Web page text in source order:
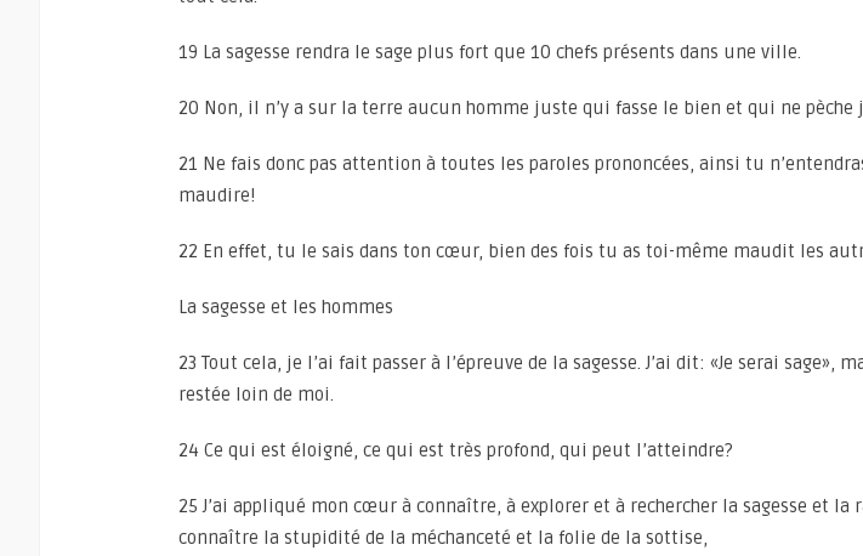
19 La sagesse rendra le sage plus fort que 10 chefs présents dans une ville.
20 Non, il n’y a sur la terre aucun homme juste qui fasse le bien et qui ne pèche
21 Ne fais donc pas attention à toutes les paroles prononcées, ainsi tu
maudire!
22 En effet, tu le sais dans ton cœur, bien des fois tu as toi-même maudit les
La sagesse et les hommes
23 Tout cela, je l’ai fait passer à l’épreuve de la sagesse. J’ai dit: «Je serai sage»,
restée loin de moi.
24 Ce qui est éloigné, ce qui est très profond, qui peut l’atteindre?
25 J’ai appliqué mon cœur à connaître, à explorer et à rechercher la sagesse et la
connaître la stupidité de la méchanceté et la folie de la sottise,